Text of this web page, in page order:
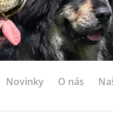
Novinky O nás